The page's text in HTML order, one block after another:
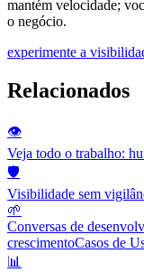
mantém velocidade;
o negócio.
experimente a
Relacionados
👁️
Veja todo o trabalho:
🛡️
Visibilidade sem
🌱
Conversas de
crescimentoCasos de
📊